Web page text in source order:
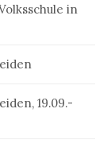
in
19.09.-